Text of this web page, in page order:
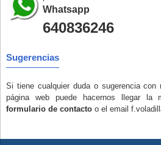
Whatsapp
640836246
Sugerencias
Si tiene cualquier duda o sugerencia
página web puede hacernos llegar la
formulario de contacto o el email